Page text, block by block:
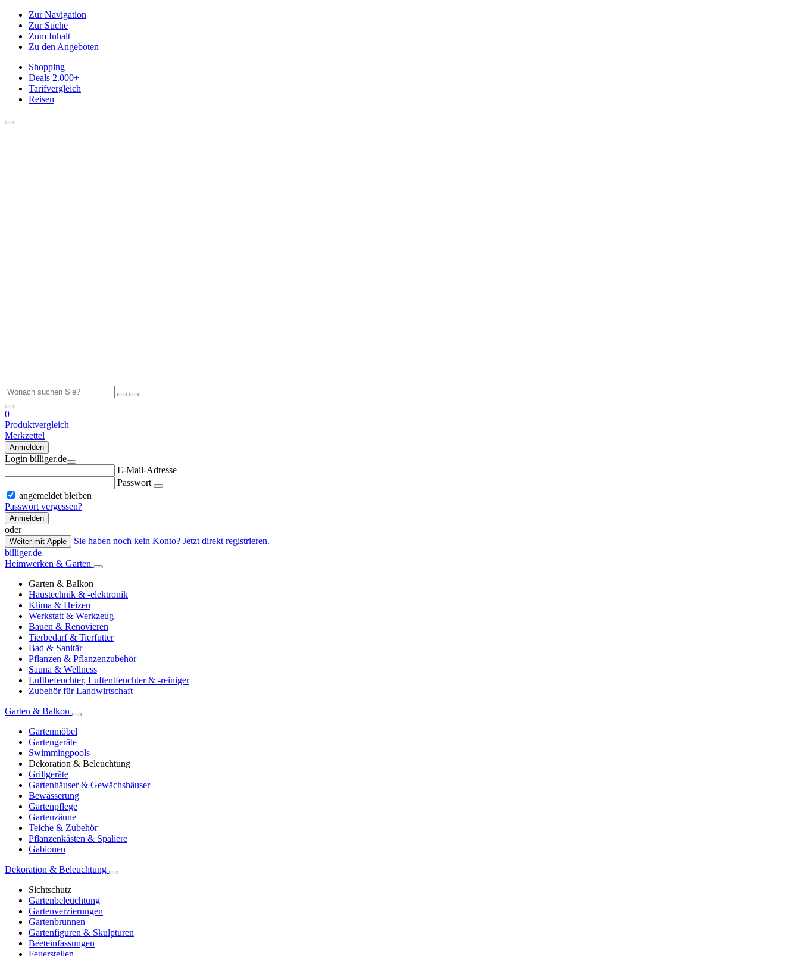
Zur Navigation
Zur Suche
Zum Inhalt
Zu den Angeboten
Shopping
Deals 2.000+
Tarifvergleich
Reisen
0
Produktvergleich
Merkzettel
Anmelden
Login billiger.de
E-Mail-Adresse
Passwort
angemeldet bleiben
Passwort vergessen?
Anmelden
oder
Weiter mit Apple
Sie haben noch kein Konto? Jetzt direkt registrieren.
billiger.de
Heimwerken & Garten
Garten & Balkon
Haustechnik & -elektronik
Klima & Heizen
Werkstatt & Werkzeug
Bauen & Renovieren
Tierbedarf & Tierfutter
Bad & Sanitär
Pflanzen & Pflanzenzubehör
Sauna & Wellness
Luftbefeuchter, Luftentfeuchter & -reiniger
Zubehör für Landwirtschaft
Garten & Balkon
Gartenmöbel
Gartengeräte
Swimmingpools
Dekoration & Beleuchtung
Grillgeräte
Gartenhäuser & Gewächshäuser
Bewässerung
Gartenpflege
Gartenzäune
Teiche & Zubehör
Pflanzenkästen & Spaliere
Gabionen
Dekoration & Beleuchtung
Sichtschutz
Gartenbeleuchtung
Gartenverzierungen
Gartenbrunnen
Gartenfiguren & Skulpturen
Beeteinfassungen